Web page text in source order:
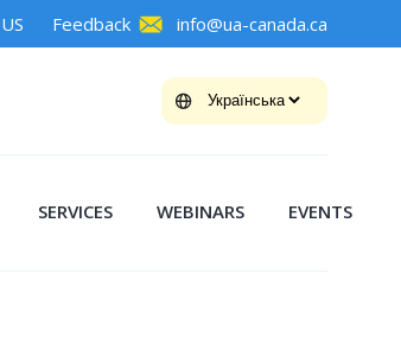
Feedback info@ua-canada.ca
SERVICES WEBINARS EVENTS